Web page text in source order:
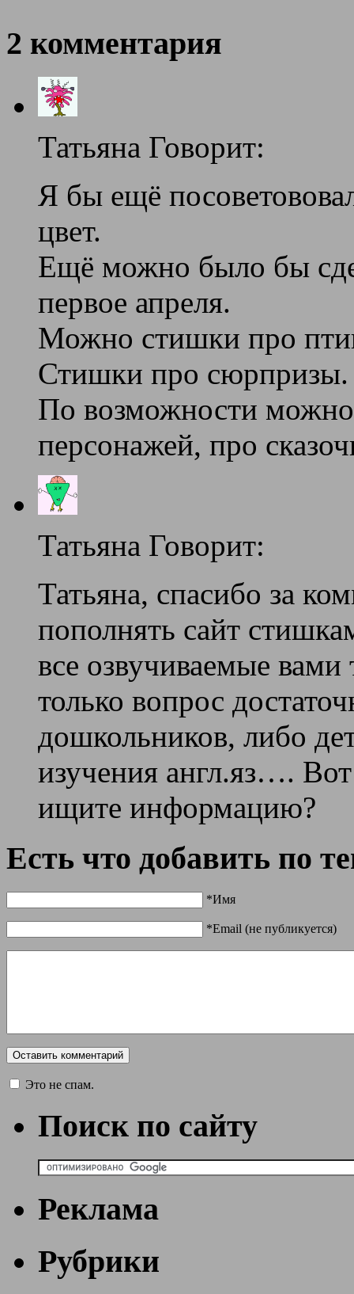
2 комментария
Татьяна Говорит:
Я бы ещё
цвет.
Ещё можно было бы
первое апреля.
Можно стишки про
Стишки про сюрпризы.
По возможности
персонажей, про
Татьяна Говорит:
Татьяна, спасибо за
пополнять сайт
все озвучиваемые
только вопрос
дошкольников, либо
изучения англ.яз…. Вот
ищите информацию?
Есть что добавить по
*Имя
*Email (не публикуется)
Это не спам.
Поиск по сайту
Реклама
Рубрики